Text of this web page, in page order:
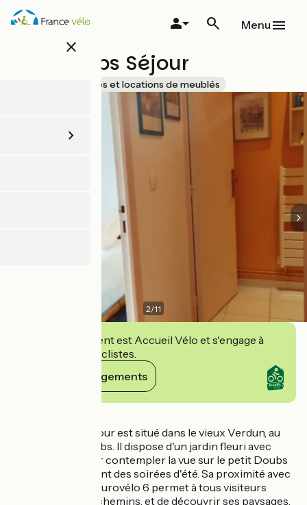
Aller
au
close
Menu
Gîte Doubs Séjour
Gîtes et locations de meublés
2/11
Cet établissement est Accueil Vélo et s'engage à
accueillir des cyclistes.
Voir ses engagements
Le gîte Doubs séjour est situé dans le vieux Verdun, au
bord du petit Doubs. Il dispose d'un jardin fleuri avec
pergola, idéal pour contempler la vue sur le petit Doubs
et profitez aisément des soirées d'été. Sa proximité avec
la Voie Bleue et l'Eurovélo 6 permet à tous visiteurs
d'emprunter ces chemins, et de découvrir ses paysages.